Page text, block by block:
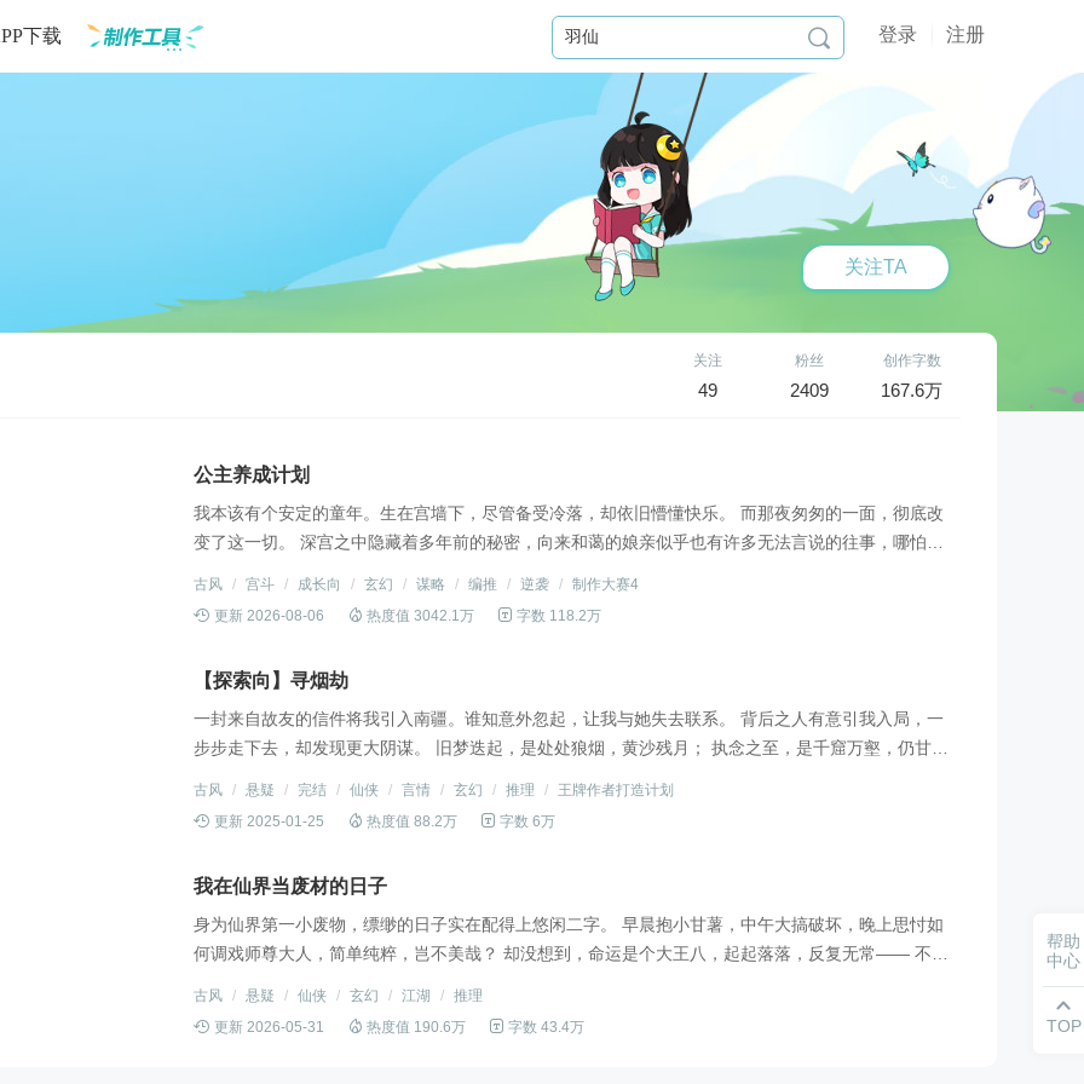
下载 登录 注册

关注TA
关注
49
粉丝
2409
创作字数
167.6万
公主养成计划
我本该有个安定的童年。生在宫墙下，尽管备受冷落，却依旧懵懂快乐。 而那夜匆匆的一面，彻底改
变了这一切。 深宫之中隐藏着多年前的秘密，向来和蔼的娘亲似乎也有许多无法言说的往事，哪怕是
—————————————— 【作品背景设定为仙界，玄幻元素必不可少，无修仙剧情，入坑前做
己的故事。 2.好感和属性一定程度上会影响不可选择的剧情。 3.架空玄幻文，不可考据，玄幻只是背
景，女主生活在人间，不特意选择不会修仙。 4.玄幻不是金手指，女主不完美也没有什么buff，毁天
灭地不存在的，介意勿入。 4.这是一篇用来找bug的文（bushi），有bug可以友好地敲打作者一下？
古风 / 宫斗 / 成长向 / 玄幻 / 谋略 / 编推 / 逆袭 / 制作大赛4
 更新 2026-08-06  热度值 3042.1万  字数 118.2万
【探索向】寻烟劫
一封来自故友的信件将我引入南疆。谁知意外忽起，让我与她失去联系。 背后之人有意引我入局，一
步步走下去，却发现更大阴谋。 旧梦迭起，是处处狼烟，黄沙残月； 执念之至，是千窟万壑，仍甘坠
好准备】
古风 / 悬疑 / 完结 / 仙侠 / 言情 / 玄幻 / 推理 /
王牌作者打造计划
 更新 2025-01-25  热度值 88.2万  字数 6万
我在仙界当废材的日子
身为仙界第一小废物，缥缈的日子实在配得上悠闲二字。 早晨抱小甘薯，中午大搞破坏，晚上思忖如
何调戏师尊大人，简单纯粹，岂不美哉？ 却没想到，命运是个大王八，起起落落，反复无常—— 不
…… 缥缈：不管你们怎么说，其实我想摆烂，真的。 食用指南： 1.疯狂修文党，建议在安全存档（选
古风 / 悬疑 / 仙侠 / 玄幻 / 江湖 / 推理
 更新 2026-05-31  热度值 190.6万  字数 43.4万
帮助
中心

TOP